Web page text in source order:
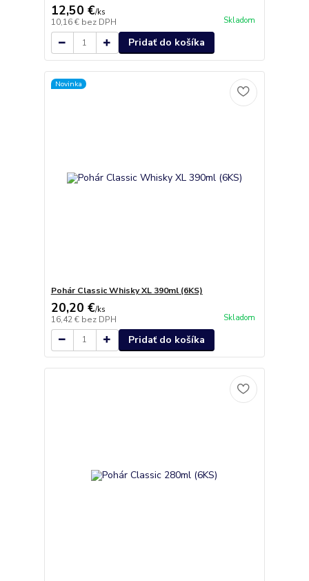
12,50 €/ks
10,16 € bez DPH Skladom
Pridať do košíka
Novinka
Pohár Classic Whisky XL 390ml (6KS)
20,20 €/ks
16,42 € bez DPH Skladom
Pridať do košíka